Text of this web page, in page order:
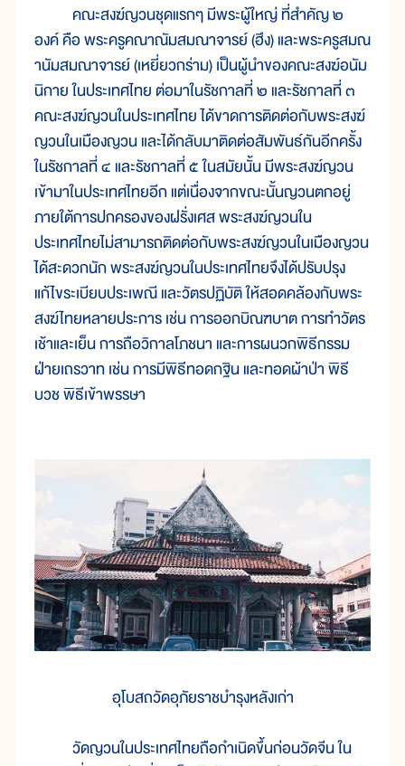
คณะสงฆ์ญวนชุดแรกๆ มีพระผู้ใหญ่ ที่สำคัญ ๒
องค์ คือ พระครูคณาณัมสมณาจารย์ (ฮึง) และพระครูสมณ
านัมสมณาจารย์ (เหยี่ยวกร่าม) เป็นผู้นำของคณะสงฆ์อนัม
นิกาย ในประเทศไทย ต่อมาในรัชกาลที่ ๒ และรัชกาลที่ ๓
คณะสงฆ์ญวนในประเทศไทย ได้ขาดการติดต่อกับพระสงฆ์
ญวนในเมืองญวน และได้กลับมาติดต่อสัมพันธ์กันอีกครั้ง
ในรัชกาลที่ ๔ และรัชกาลที่ ๕ ในสมัยนั้น มีพระสงฆ์ญวน
เข้ามาในประเทศไทยอีก แต่เนื่องจากขณะนั้นญวนตกอยู่
ภายใต้การปกครองของฝรั่งเศส พระสงฆ์ญวนใน
ประเทศไทยไม่สามารถติดต่อกับพระสงฆ์ญวนในเมืองญวน
ได้สะดวกนัก พระสงฆ์ญวนในประเทศไทยจึงได้ปรับปรุง
แก้ไขระเบียบประเพณี และวัตรปฏิบัติ ให้สอดคล้องกับพระ
สงฆ์ไทยหลายประการ เช่น การออกบิณฑบาต การทำวัตร
เช้าและเย็น การถือวิกาลโภชนา และการผนวกพิธีกรรม
ฝ่ายเถรวาท เช่น การมีพิธีทอดกฐิน และทอดผ้าป่า พิธี
บวช พิธีเข้าพรรษา
อุโบสถวัดอุภัยราชบำรุงหลังเก่า
วัดญวนในประเทศไทยถือกำเนิดขึ้นก่อนวัดจีน ใน